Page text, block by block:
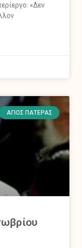
«Δεν
ΆΓΙΟΣ ΠΑΤΈΡΑΣ